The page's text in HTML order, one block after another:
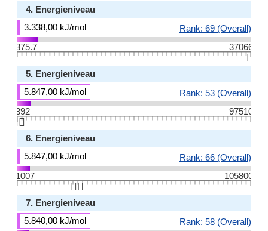
4. Energieniveau
3.338,00 kJ/mol
Rank: 69 (Overall)
375.7
37066
👆🏻
5. Energieniveau
5.847,00 kJ/mol
Rank: 53 (Overall)
392
97510
👆🏻
6. Energieniveau
5.847,00 kJ/mol
Rank: 66 (Overall)
1007
105800
👆🏻
7. Energieniveau
5.840,00 kJ/mol
Rank: 58 (Overall)